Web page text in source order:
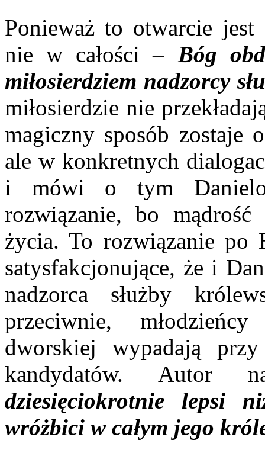
Ponieważ to otwarcie
nie w całości – Bóg
miłosierdziem nadzorcy
miłosierdzie nie
magiczny sposób zostaje
ale w konkretnych
i mówi o tym
rozwiązanie, bo
życia. To rozwiązanie
satysfakcjonujące, że i
nadzorca służby
przeciwnie,
dworskiej wypadają
kandydatów. Autor
dziesięciokrotnie lepsi
wróżbici w całym jego